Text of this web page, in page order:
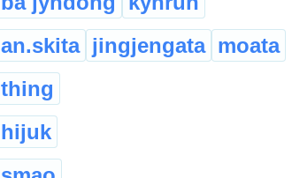
an.skita jingjengata moata
thing
hijuk